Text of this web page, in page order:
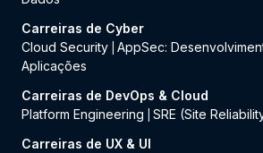
Carreiras de Cyber
Cloud Security AppSec:
Aplicações
Carreiras de DevOps & Cloud
Platform Engineering
SRE (Site
Carreiras de UX & UI